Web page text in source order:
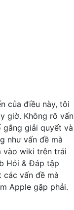
của điều này, tôi
giờ. Không rõ vấn
gắng giải quyết và
như vấn đề mà
vào wiki trên trái
Hỏi & Đáp tập
vấn đề mà
Apple gặp phải.